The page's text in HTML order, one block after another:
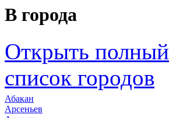
В города
Открыть полный
список городов
Абакан
Арсеньев